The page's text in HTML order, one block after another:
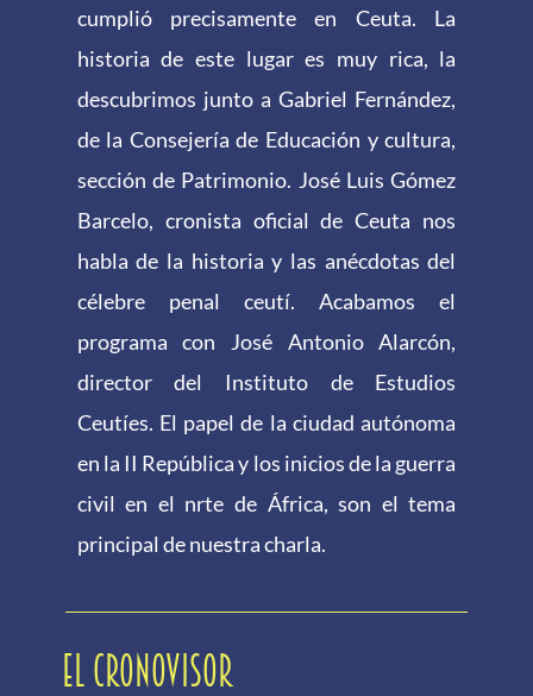
cumplió precisamente en Ceuta. La
historia de este lugar es muy rica, la
descubrimos junto a Gabriel Fernández,
de la Consejería de Educación y cultura,
sección de Patrimonio. José Luis Gómez
Barcelo, cronista oficial de Ceuta nos
habla de la historia y las anécdotas del
célebre penal ceutí. Acabamos el
programa con José Antonio Alarcón,
director del Instituto de Estudios
Ceutíes. El papel de la ciudad autónoma
en la II República y los inicios de la guerra
civil en el nrte de África, son el tema
principal de nuestra charla.
EL CRONOVISOR